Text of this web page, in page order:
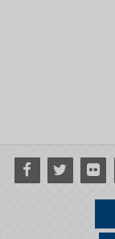
Facebook
Twitter Flickr